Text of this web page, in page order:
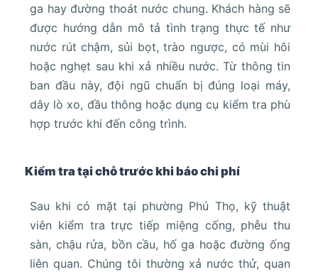
ga hay đường thoát nước chung. Khách hàng sẽ
được hướng dẫn mô tả tình trạng thực tế như
nước rút chậm, sủi bọt, trào ngược, có mùi hôi
hoặc nghẹt sau khi xả nhiều nước. Từ thông tin
ban đầu này, đội ngũ chuẩn bị đúng loại máy,
dây lò xo, đầu thông hoặc dụng cụ kiểm tra phù
hợp trước khi đến công trình.
Kiểm tra tại chỗ trước khi báo chi phí
Sau khi có mặt tại phường Phú Thọ, kỹ thuật
viên kiểm tra trực tiếp miệng cống, phễu thu
sàn, chậu rửa, bồn cầu, hố ga hoặc đường ống
liên quan. Chúng tôi thường xả nước thử, quan